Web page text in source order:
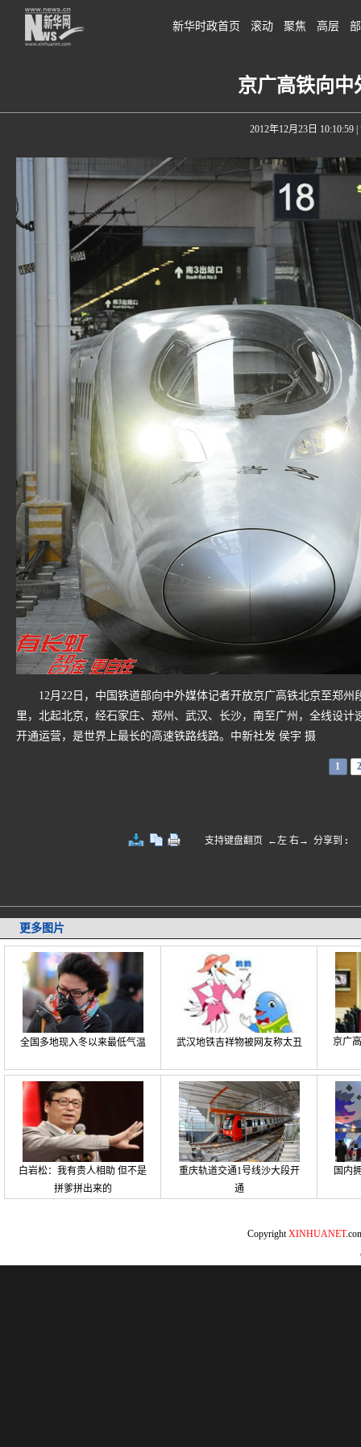
新华时政首页 滚动 聚焦 高层
京广高铁向中
2012年12月23日 10:10:59|
12月22日，中国铁道部向中外媒体记者开放京广高铁北京至郑州
里，北起北京，经石家庄、郑州、武汉、长沙，南至广州，全线设
开通运营，是世界上最长的高速铁路线路。中新社发 侯宇 摄
1 2
支持键盘翻页 ←左 右→ 分享到 :
更多图片
全国多地现入冬以来最低气温 武汉地铁吉祥物被网友称太丑 京广
白岩松：我有贵人相助 但不是
拼爹拼出来的
重庆轨道交通1号线沙大段开
通
国内
CopyrightXINHUANET